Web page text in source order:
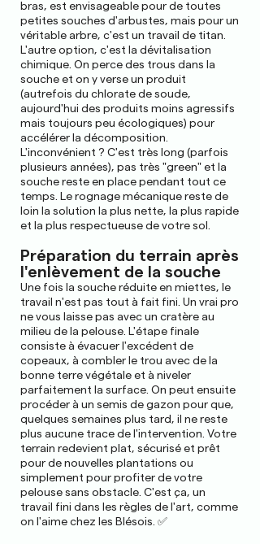
bras, est envisageable pour de toutes
petites souches d'arbustes, mais pour un
véritable arbre, c'est un travail de titan.
L'autre option, c'est la dévitalisation
chimique. On perce des trous dans la
souche et on y verse un produit
(autrefois du chlorate de soude,
aujourd'hui des produits moins agressifs
mais toujours peu écologiques) pour
accélérer la décomposition.
L'inconvénient ? C'est très long (parfois
plusieurs années), pas très "green" et la
souche reste en place pendant tout ce
temps. Le rognage mécanique reste de
loin la solution la plus nette, la plus rapide
et la plus respectueuse de votre sol.
Préparation du terrain après
l'enlèvement de la souche
Une fois la souche réduite en miettes, le
travail n'est pas tout à fait fini. Un vrai pro
ne vous laisse pas avec un cratère au
milieu de la pelouse. L'étape finale
consiste à évacuer l'excédent de
copeaux, à combler le trou avec de la
bonne terre végétale et à niveler
parfaitement la surface. On peut ensuite
procéder à un semis de gazon pour que,
quelques semaines plus tard, il ne reste
plus aucune trace de l'intervention. Votre
terrain redevient plat, sécurisé et prêt
pour de nouvelles plantations ou
simplement pour profiter de votre
pelouse sans obstacle. C'est ça, un
travail fini dans les règles de l'art, comme
on l'aime chez les Blésois. ✅